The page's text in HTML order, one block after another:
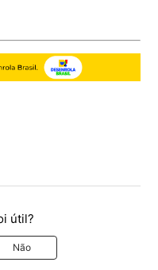
útil?
Não